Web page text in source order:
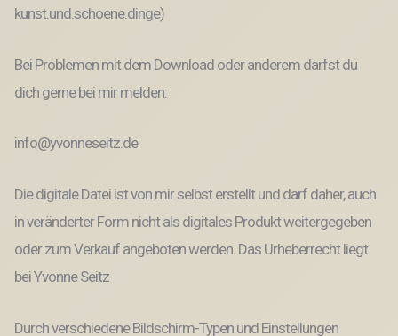
kunst.und.schoene.dinge)
Bei Problemen mit dem Download oder anderem darfst du
dich gerne bei mir melden:
info@yvonneseitz.de
Die digitale Datei ist von mir selbst erstellt und darf daher, auch
in veränderter Form nicht als digitales Produkt weitergegeben
oder zum Verkauf angeboten werden. Das Urheberrecht liegt
bei Yvonne Seitz
Durch verschiedene Bildschirm-Typen und Einstellungen